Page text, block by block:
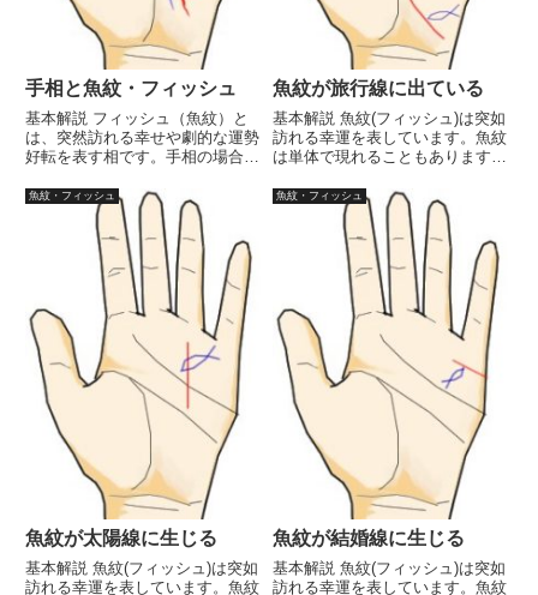
手相と魚紋・フィッシュ
基本解説 フィッシュ（魚紋）と
は、突然訪れる幸せや劇的な運勢
好転を表す相です。手相の場合、
は極めて希です。明確に刻まれて
いる場合、運勢が劇的に好転する
ことは間違いないでしょう。それ
ほど貴重な線です。現れる位置
魚紋が旅行線に出ている
基本解説 魚紋(フィッシュ)は突如
訪れる幸運を表しています。魚紋
は単体で現れることもあります
ことも多々あります。その場合、
くっついた線の意味に関連した幸
運という意味合いになります。魚
紋が旅行線に現れているような...
魚紋・フィッシュ
魚紋が太陽線に生じる
基本解説 魚紋(フィッシュ)は突如
訪れる幸運を表しています。魚紋
魚紋・フィッシュ
魚紋が結婚線に生じる
基本解説 魚紋(フィッシュ)は突如
訪れる幸運を表しています。魚紋